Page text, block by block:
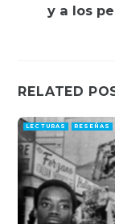
y a los
RELATED
LECTURAS RESEÑAS